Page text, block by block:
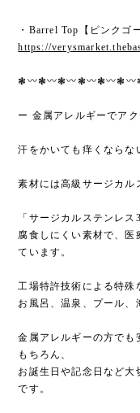
・Barrel Top【ピンクゴ
https://
❃〰︎❃〰︎❃〰︎❃〰︎❃〰︎❃
ー 金属アレルギーでア
汗をかいても痒くならな
素材には高級サージカル
「サージカルステンレス
腐食しにくい素材で、医
ています。
工場特許技術による特殊
お風呂、温泉、プール、
金属アレルギーの方でも
もちろん、
お誕生日や記念日など大
です。